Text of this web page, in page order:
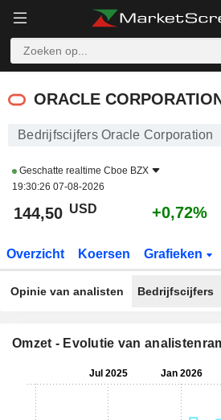
ORACLE CORPORATION
ORACLE
Bedrijfscijfers Oracle Corporation
Geschatte realtime Cboe BZX
19:30:26 07-08-2026
144,50 USD +0,72%
Overzicht Koersen Grafieken
Opinie van analisten Bedrijfscijfers
Omzet - Evolutie van